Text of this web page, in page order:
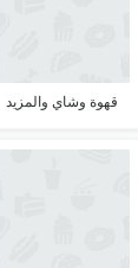
قهوة وشاي والمزيد